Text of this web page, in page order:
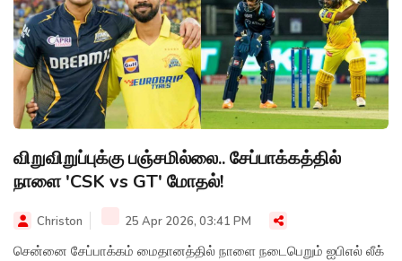
விறுவிறுப்புக்கு பஞ்சமில்லை.. சேப்பாக்கத்தில்
நாளை 'CSK vs GT' மோதல்!
Christon 25 Apr 2026, 03:41 PM
சென்னை சேப்பாக்கம் மைதானத்தில் நாளை நடைபெறும் ஐபிஎல் லீக்